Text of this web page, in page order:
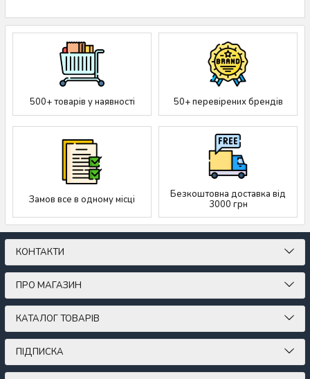
500+ товарів у наявності 50+ перевірених брендів
Замов все в одному місці
Безкоштовна доставка від
3000 грн
КОНТАКТИ
ПРО МАГАЗИН
КАТАЛОГ ТОВАРІВ
ПІДПИСКА